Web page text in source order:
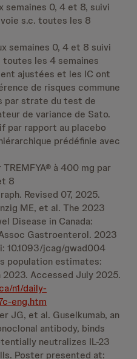
semaines 0, 4 et 8, suivi
voie s.c. toutes les 8
semaines 0, 4 et 8 suivi
toutes les 4 semaines
ajustées et les IC ont
de risques commune
par strate du test de
de variance de Sato.
par rapport au placebo
prédéfinie avec
à 400 mg par
8
Revised 07, 2025.
ME, et al. The 2023
Disease in Canada:
Gastroenterol. 2023
10.1093/jcag/gwad004
population estimates:
Accessed July 2025.
n1/daily-
eng.htm
JG, et al. Guselkumab, an
antibody, binds
neutralizes IL-23
Poster presented at: